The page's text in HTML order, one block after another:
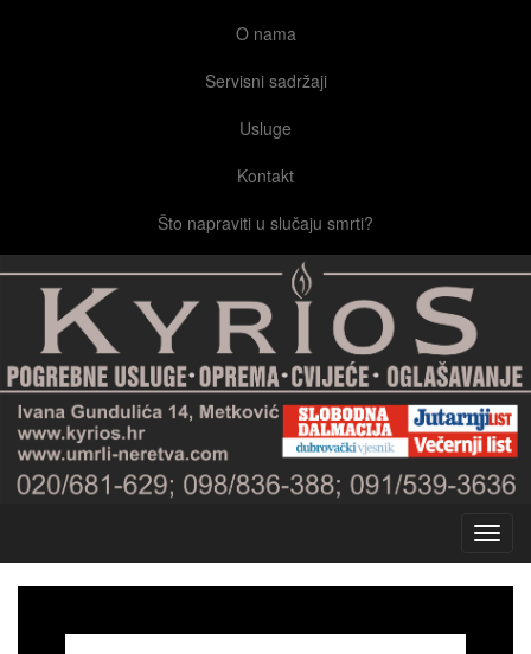
O nama
Servisni sadržaji
Usluge
Kontakt
Što napraviti u slučaju smrti?